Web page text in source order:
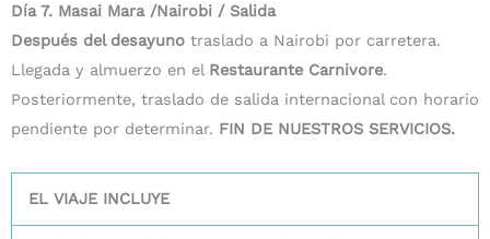
Día 7. Masai Mara /Nairobi / Salida
Después del desayuno traslado a Nairobi por carretera.
Llegada y almuerzo en el Restaurante Carnivore.
Posteriormente, traslado de salida internacional con horario
pendiente por determinar. FIN DE NUESTROS SERVICIOS.
EL VIAJE INCLUYE